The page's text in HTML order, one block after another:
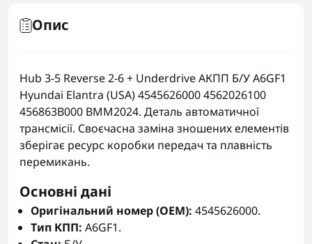
Опис
Hub 3-5 Reverse 2-6 + Underdrive АКПП Б/У A6GF1
Hyundai Elantra (USA) 4545626000 4562026100
456863B000 BMM2024. Деталь автоматичної
трансмісії. Своєчасна заміна зношених елементів
зберігає ресурс коробки передач та плавність
перемикань.
Основні дані
Оригінальний номер (OEM): 4545626000.
Тип КПП: A6GF1.